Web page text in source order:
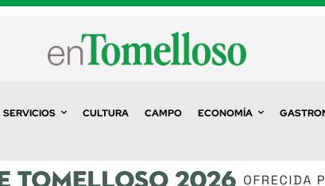
SERVICIOS CULTURA CAMPO ECONOMÍA